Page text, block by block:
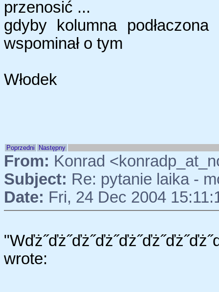
przenosić ...
gdyby kolumna
wspominał o tym
Włodek
Poprzedni Następny
From: Konrad
Subject: Re: pytanie laika -
Date: Fri, 24 Dec 2004
wrote: